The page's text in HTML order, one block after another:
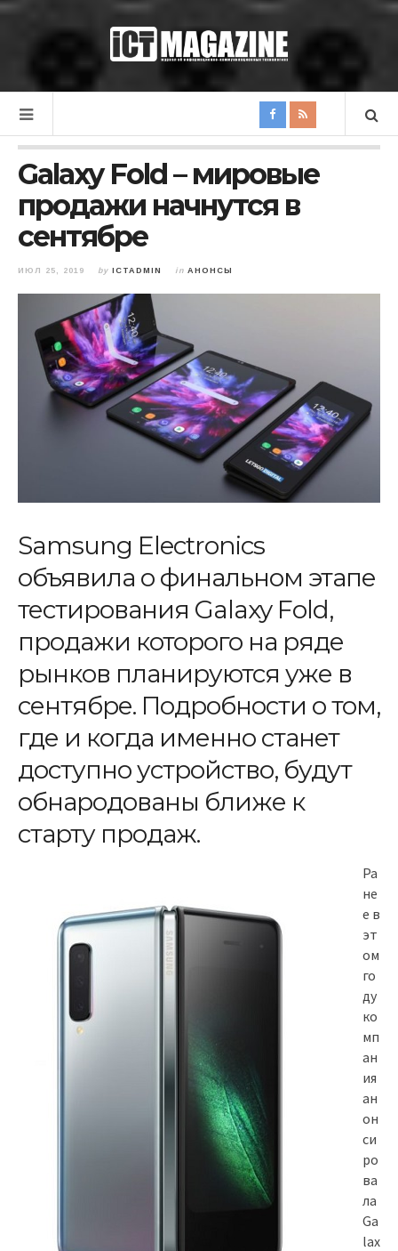
Galaxy Fold – мировые
продажи начнутся в
сентябре
ИЮЛ 25, 2019 by ICTADMIN in АНОНСЫ
Samsung Electronics
объявила о финальном этапе
тестирования Galaxy Fold,
продажи которого на ряде
рынков планируются уже в
сентябре. Подробности о том,
где и когда именно станет
доступно устройство, будут
обнародованы ближе к
старту продаж.
Ра
не
е в
эт
ом
го
ду
ко
мп
ан
ия
ан
он
си
ро
ва
ла
Ga
lax